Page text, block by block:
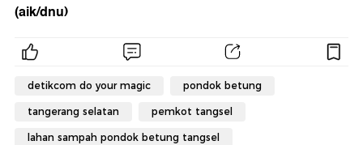
(aik/dnu)
detikcom do your magic pondok betung
tangerang selatan pemkot tangsel
lahan sampah pondok betung tangsel